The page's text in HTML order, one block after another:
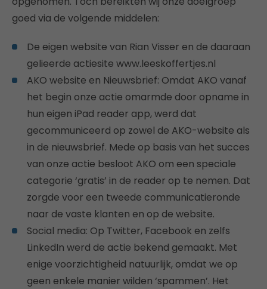
goed via de volgende middelen:
De eigen website van Rian Visser en de daaraan
gelieerde actiesite www.leeskoffertjes.nl
AKO website en Nieuwsbrief: Omdat AKO vanaf
het begin onze actie omarmde door opname in
hun eigen iPad reader app, werd dat
gecommuniceerd op zowel de AKO-website als
in de nieuwsbrief. Mede op basis van het succes
van onze actie besloot AKO om een speciale
categorie ‘gratis’ in de reader op te nemen. Dat
zorgde voor een tweede communicatieronde
naar de vaste klanten en op de website.
Social media: Op Twitter, Facebook en zelfs
LinkedIn werd de actie bekend gemaakt. Met
enige voorzichtigheid natuurlijk, omdat we op
geen enkele manier wilden ‘spammen’. Het